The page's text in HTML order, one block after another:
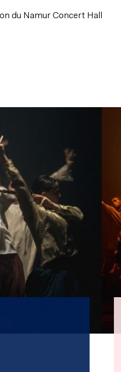
du Namur Concert Hall